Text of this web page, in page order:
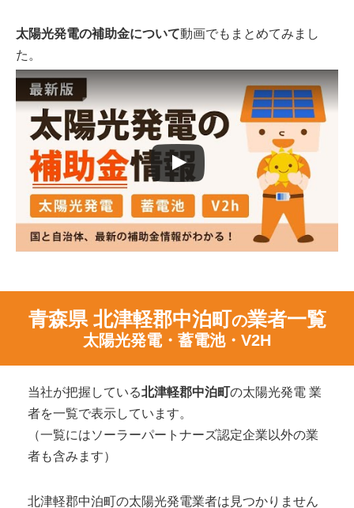
太陽光発電の補助金について動画でもまとめてみまし
た。
青森県 北津軽郡中泊町の業者一覧
太陽光発電・蓄電池・V2H
当社が把握している北津軽郡中泊町の太陽光発電 業
者を一覧で表示しています。
（一覧にはソーラーパートナーズ認定企業以外の業
者も含みます）
北津軽郡中泊町の太陽光発電業者は見つかりません